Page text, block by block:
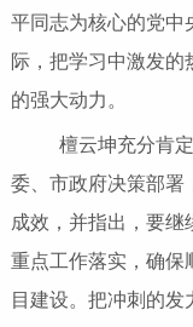
平同志为核心的党中
际，把学习中激发的
的强大动力。
檀云坤充分肯定
委、市政府决策部署
成效，并指出，要继
重点工作落实，确保
目建设。把冲刺的